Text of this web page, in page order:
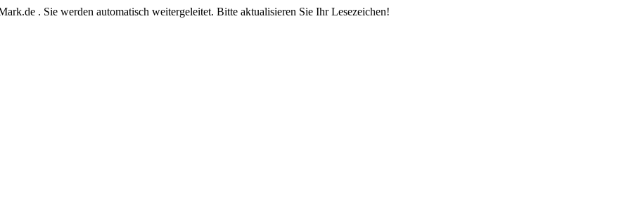
. Sie werden automatisch weitergeleitet. Bitte aktualisieren Sie Ihr Lesezeichen!